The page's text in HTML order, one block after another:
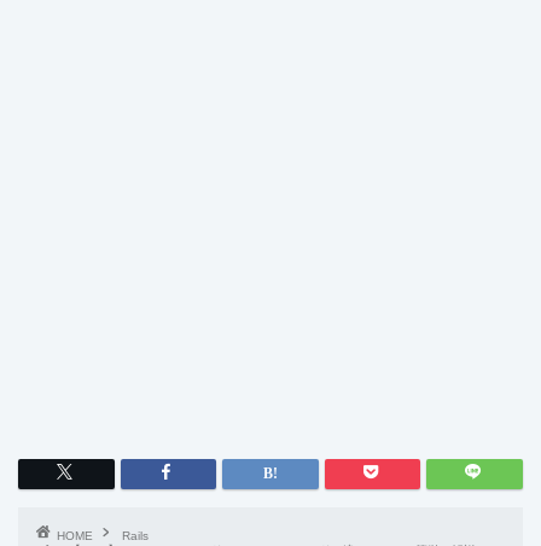
HOME
Rails